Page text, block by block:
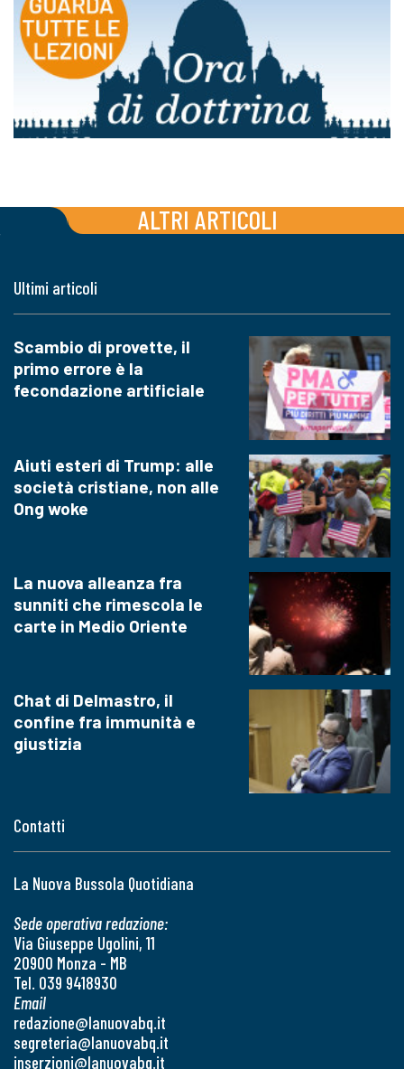
ALTRI ARTICOLI
Contatti
La Nuova Bussola Quotidiana
Sede operativa redazione:
Via Giuseppe Ugolini, 11
20900 Monza - MB
Tel. 039 9418930
Email
redazione@lanuovabq.it
segreteria@lanuovabq.it
inserzioni@lanuovabq.it
Ultimi articoli
Scambio di provette, il
primo errore è la
fecondazione artificiale
Aiuti esteri di Trump: alle
società cristiane, non alle
Ong woke
La nuova alleanza fra
sunniti che rimescola le
carte in Medio Oriente
Chat di Delmastro, il
confine fra immunità e
giustizia